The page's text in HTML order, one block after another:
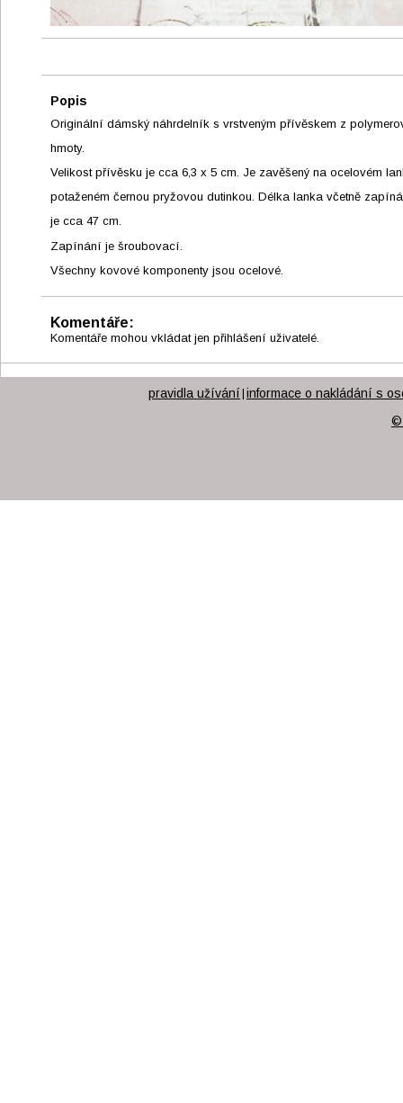
Popis
Originální dámský náhrdelník s vrstveným přívěskem z
hmoty.
Velikost přívěsku je cca 6,3 x 5 cm. Je zavěšený na ocelovém
potaženém černou pryžovou dutinkou. Délka lanka včetně
je cca 47 cm.
Zapínání je šroubovací.
Všechny kovové komponenty jsou ocelové.
Komentáře:
Komentáře mohou vkládat jen přihlášení uživatelé.
pravidla užívání | informace o nakládání s
©